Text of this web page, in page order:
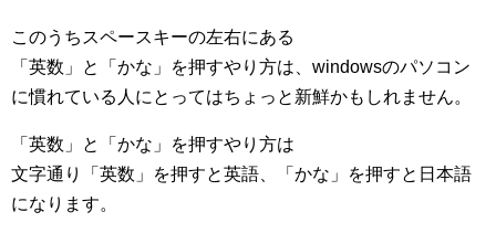
このうちスペースキーの左右にある
「英数」と「かな」を押すやり方は、windowsのパソコン
に慣れている人にとってはちょっと新鮮かもしれません。
「英数」と「かな」を押すやり方は
文字通り「英数」を押すと英語、「かな」を押すと日本語
になります。